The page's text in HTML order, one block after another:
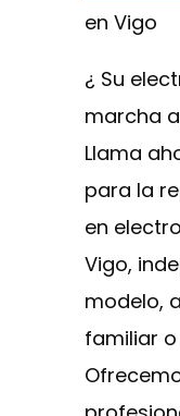
en Vigo
¿ Su
marcha
Llama
para la
en
Vigo,
modelo,
familiar